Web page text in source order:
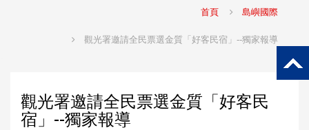
首頁 島嶼國際
觀光署邀請全民票選金質「好客民宿」--獨家報導
觀光署邀請全民票選金質「好客民
宿」--獨家報導